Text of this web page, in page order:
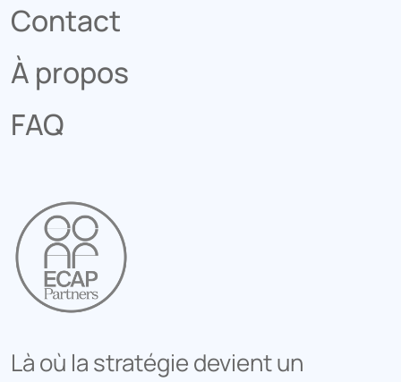
Contact
À propos
FAQ
Là où la stratégie devient un